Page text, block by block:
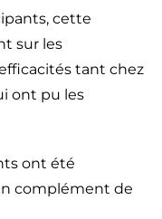
cette
sur les
tant chez
ont pu les
ont été
complément de